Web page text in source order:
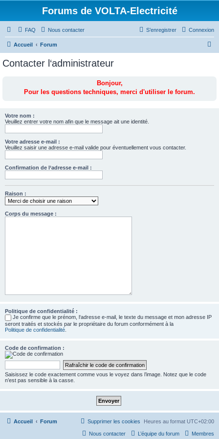
Forums de VOLTA-Electricité
FAQ Nous contacter Connexion
S’enregistrer
Accueil Forum
Contacter l‘administrateur
Bonjour,
Pour les questions techniques, merci d'utiliser le forum.
Votre nom :
Veuillez entrer votre nom afin que le message ait une identité.
Votre adresse e-mail :
Veuillez saisir une adresse e-mail valide pour éventuellement vous contacter.
Confirmation de l‘adresse e-mail :
Raison :
Corps du message :
Politique de confidentialité :
Je confirme que le prénom, l‘adresse e-mail, le texte du message et mon adresse IP
seront traités et stockés par le propriétaire du forum conformément à la
Politique de confidentialité
Code de confirmation :
Saisissez le code exactement comme vous le voyez dans l’image. Notez que le code
n’est pas sensible à la casse.
Accueil Forum Heures au format UTC+02:00
Supprimer les cookies
Membres
L’équipe du forum
Nous contacter